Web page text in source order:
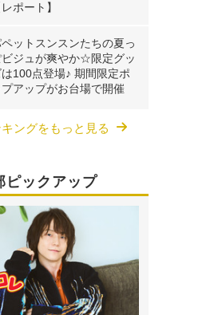
レポート】
ットスンスンたちの夏っ
ジュが爽やか☆限定グッ
は100点登場♪ 期間限定ポ
プアップがお台場で開催
ングをもっと見る
ピックアップ